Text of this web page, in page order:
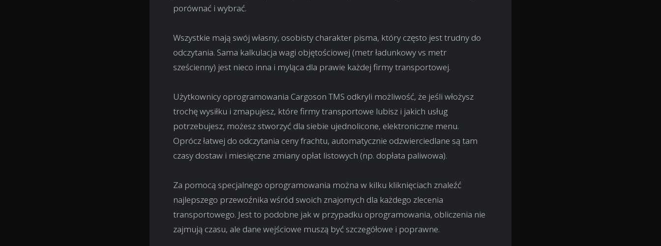
porównać i wybrać.
Wszystkie mają swój własny, osobisty charakter pisma, który często jest trudny do
odczytania. Sama kalkulacja wagi objętościowej (metr ładunkowy vs metr
sześcienny) jest nieco inna i myląca dla prawie każdej firmy transportowej.
Użytkownicy oprogramowania Cargoson TMS odkryli możliwość, że jeśli włożysz
trochę wysiłku i zmapujesz, które firmy transportowe lubisz i jakich usług
potrzebujesz, możesz stworzyć dla siebie ujednolicone, elektroniczne menu.
Oprócz łatwej do odczytania ceny frachtu, automatycznie odzwierciedlane są tam
czasy dostaw i miesięczne zmiany opłat listowych (np. dopłata paliwowa).
Za pomocą specjalnego oprogramowania można w kilku kliknięciach znaleźć
najlepszego przewoźnika wśród swoich znajomych dla każdego zlecenia
transportowego. Jest to podobne jak w przypadku oprogramowania, obliczenia nie
zajmują czasu, ale dane wejściowe muszą być szczegółowe i poprawne.